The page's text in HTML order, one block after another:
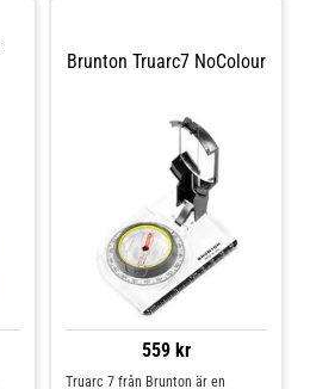
Brunton Truarc7 NoColour
559 kr
Truarc 7 från Brunton är en